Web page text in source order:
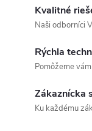
Kvalitné
Naši odborníci
Rýchla
Pomôžeme
Zákaznícka
Ku každému